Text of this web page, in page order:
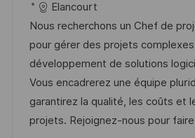
f
e
n
t
l
i
c
t a
t
u
m
d
e
r
b
-
I
D
i
Elancourt
Nous recherchons un Chef de
pour gérer des projets
développement de solutions
Vous encadrerez une équipe
garantirez la qualité, les coûts et
projets. Rejoignez-nous pour